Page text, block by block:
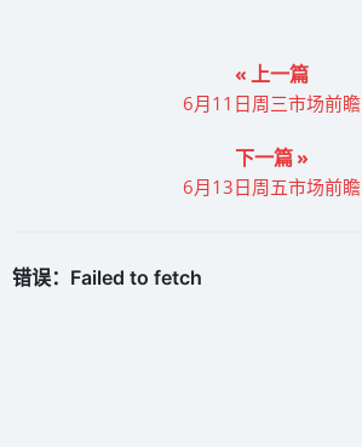
« 上一篇
6月11日周三市场前瞻
下一篇 »
6月13日周五市场前瞻